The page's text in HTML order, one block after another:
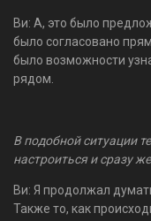
Ви: А, это было
было согласовано
было возможности
рядом.
В подобной ситуации
настроиться и сразу
Ви: Я продолжал
Также то, как